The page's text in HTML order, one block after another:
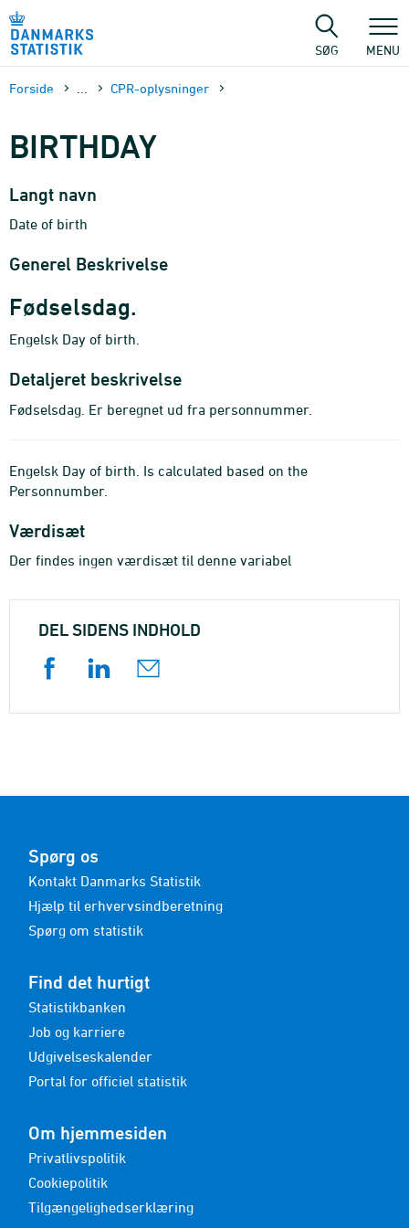
sidens
SØG MENU
Forside CPR-oplysninger
BIRTHDAY
Langt navn
Date of birth
Generel Beskrivelse
Fødselsdag.
Engelsk Day of birth.
Detaljeret beskrivelse
Fødselsdag. Er beregnet ud fra personnummer.
Engelsk Day of birth. Is calculated based on the
Personnumber.
Værdisæt
Der findes ingen værdisæt til denne variabel
DEL SIDENS INDHOLD
Spørg os
Kontakt Danmarks Statistik
Hjælp til erhvervsindberetning
Spørg om statistik
Find det hurtigt
Statistikbanken
Job og karriere
Udgivelseskalender
Portal for officiel statistik
Om hjemmesiden
Privatlivspolitik
Cookiepolitik
Tilgængelighedserklæring